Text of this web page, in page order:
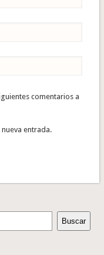
comentarios a
entrada.
Buscar